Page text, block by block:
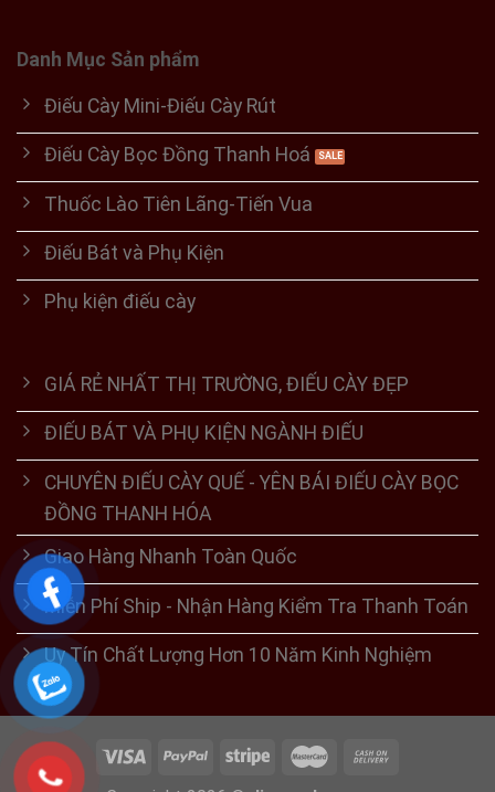
Danh Mục Sản phẩm
Điếu Cày Mini-Điếu Cày Rút
Điếu Cày Bọc Đồng Thanh Hoá
Thuốc Lào Tiên Lãng-Tiến Vua
Điếu Bát và Phụ Kiện
Phụ kiện điếu cày
GIÁ RẺ NHẤT THỊ TRƯỜNG, ĐIẾU CÀY ĐẸP
ĐIẾU BÁT VÀ PHỤ KIỆN NGÀNH ĐIẾU
CHUYÊN ĐIẾU CÀY QUẾ - YÊN BÁI ĐIẾU CÀY BỌC
ĐỒNG THANH HÓA
Giao Hàng Nhanh Toàn Quốc
Miễn Phí Ship - Nhận Hàng Kiểm Tra Thanh Toán
Uy Tín Chất Lượng Hơn 10 Năm Kinh Nghiệm